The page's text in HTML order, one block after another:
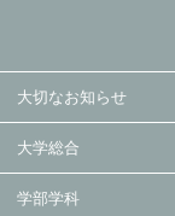
大切なお知らせ
大学総合
学部学科